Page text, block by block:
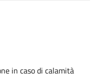
in caso di calamità